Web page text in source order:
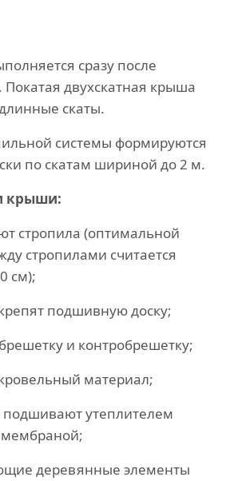
сразу после
Покатая двухскатная крыша
скаты.
системы формируются
по скатам шириной до 2 м.
крыши:
стропила (оптимальной
стропилами считается
см);
подшивную доску;
и контробрешетку;
материал;
подшивают утеплителем
деревянные элементы